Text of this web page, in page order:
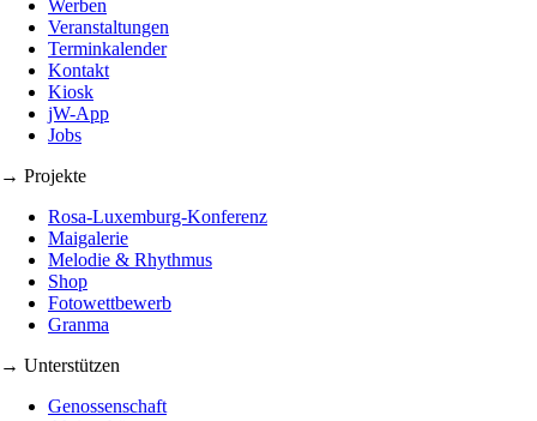
Werben
Veranstaltungen
Terminkalender
Kontakt
Kiosk
jW-App
Jobs
→ Projekte
Rosa-Luxemburg-Konferenz
Maigalerie
Melodie & Rhythmus
Shop
Fotowettbewerb
Granma
→ Unterstützen
Genossenschaft